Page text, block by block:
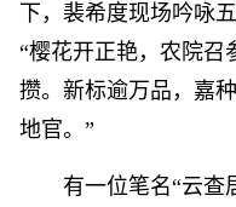
下，裴希度现场吟咏
“樱花开正艳，农院召
攒。新标逾万品，嘉
地官。”
有一位笔名“云查